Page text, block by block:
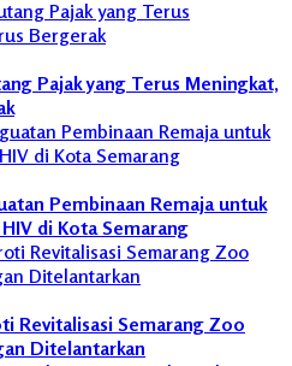
Pajak yang Terus Meningkat,
Pembinaan Remaja untuk
di Kota Semarang
Revitalisasi Semarang Zoo
Ditelantarkan